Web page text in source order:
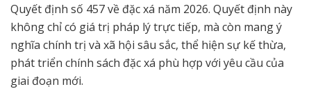
Quyết định số 457 về đặc xá năm 2026. Quyết định này
không chỉ có giá trị pháp lý trực tiếp, mà còn mang ý
nghĩa chính trị và xã hội sâu sắc, thể hiện sự kế thừa,
phát triển chính sách đặc xá phù hợp với yêu cầu của
giai đoạn mới.